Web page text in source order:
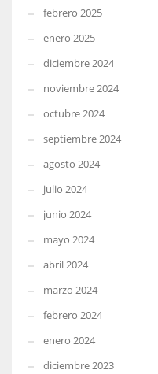
febrero 2025
enero 2025
diciembre 2024
noviembre 2024
octubre 2024
septiembre 2024
agosto 2024
julio 2024
junio 2024
mayo 2024
abril 2024
marzo 2024
febrero 2024
enero 2024
diciembre 2023